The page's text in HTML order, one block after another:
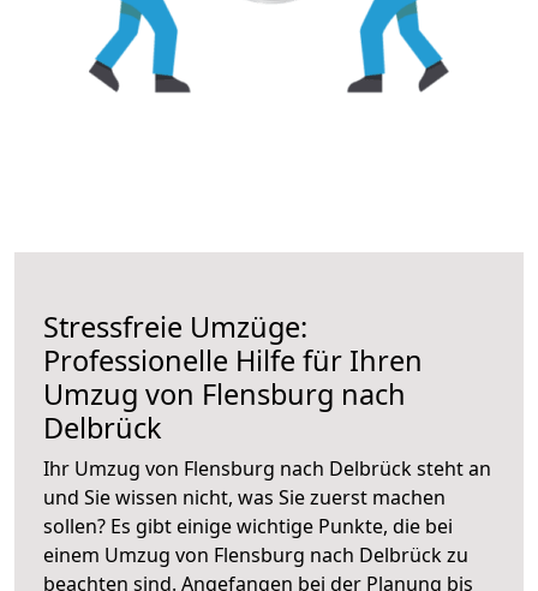
Stressfreie Umzüge:
Professionelle Hilfe für Ihren
Umzug von Flensburg nach
Delbrück
Ihr Umzug von Flensburg nach Delbrück steht an
und Sie wissen nicht, was Sie zuerst machen
sollen? Es gibt einige wichtige Punkte, die bei
einem Umzug von Flensburg nach Delbrück zu
beachten sind. Angefangen bei der Planung bis